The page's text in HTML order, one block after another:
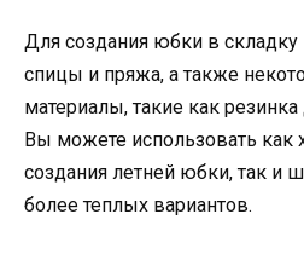
Для создания юбки в складку
спицы и пряжа, а также
материалы, такие как
Вы можете использовать как
создания летней юбки, так и
более теплых вариантов.